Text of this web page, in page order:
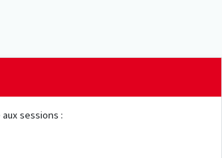
sessions :